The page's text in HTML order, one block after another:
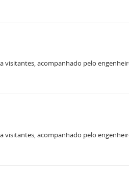
visitantes, acompanhado pelo
visitantes, acompanhado pelo